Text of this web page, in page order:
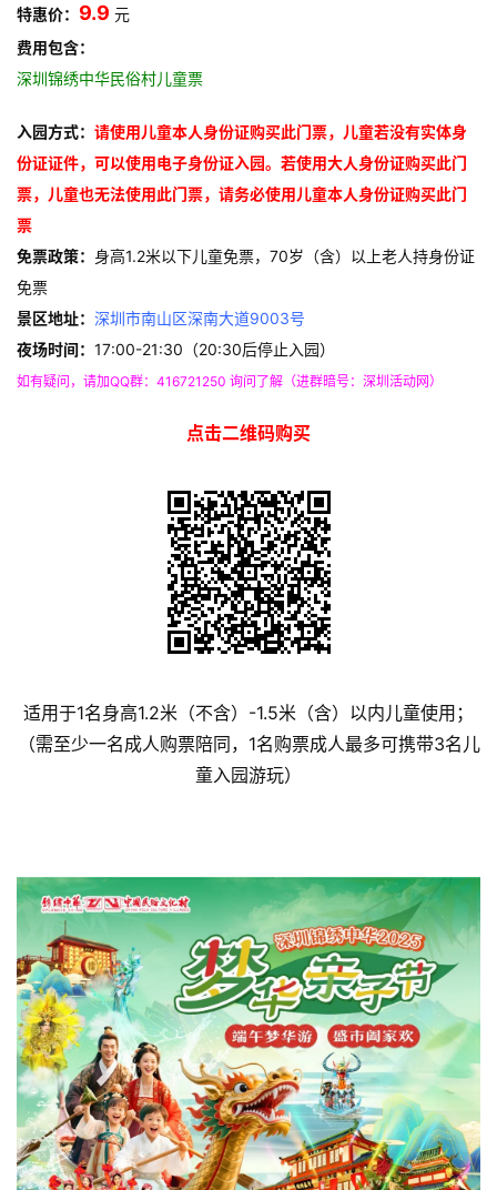
特惠价： 9.9 元
费用包含：
深圳锦绣中华民俗村儿童票
入园方式： 请使用儿童本人身份证购买此门票，儿童若没有实体身
份证证件，可以使用电子身份证入园。若使用大人身份证购买此门
票，儿童也无法使用此门票，请务必使用儿童本人身份证购买此门
票
免票政策： 身高1.2米以下儿童免票，70岁（含）以上老人持身份证
免票
景区地址： 深圳市南山区深南大道9003号
夜场时间： 17:00-21:30（20:30后停止入园）
如有疑问，请加QQ群：416721250 询问了解（进群暗号：深圳活动网）
点击二维码购买
适用于1名身高1.2米（不含）-1.5米（含）以内儿童使用；
（需至少一名成人购票陪同，1名购票成人最多可携带3名儿
童入园游玩）